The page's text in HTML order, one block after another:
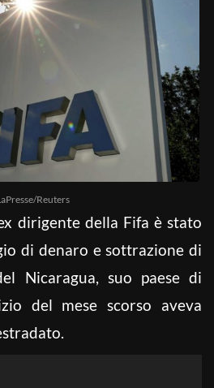
Reuters
dirigente della Fifa è stato
di denaro e sottrazione di
Nicaragua, suo paese di
del mese scorso aveva